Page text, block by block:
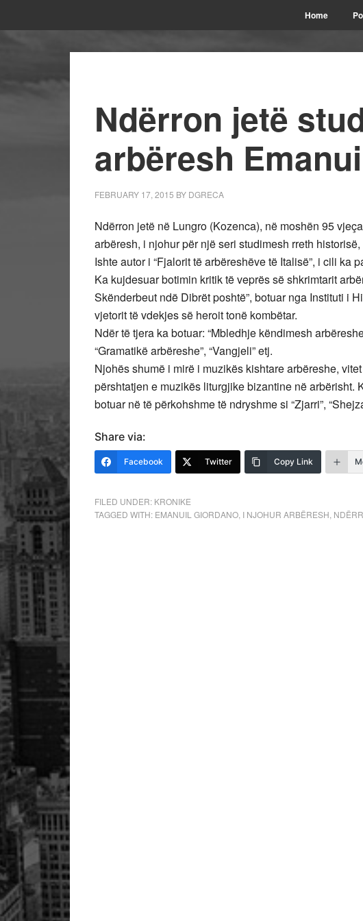
Home
Ndërron jetë
arbëresh
FEBRUARY 17, 2015 BY DGRECA
Ndërron jetë në Lungro (Kozenca), në moshën 95
arbëresh, i njohur për një seri studimesh rreth
Ishte autor i “Fjalorit të arbëreshëve të Italisë”, i cili ka
Ka kujdesuar botimin kritik të veprës së shkrimtarit
Skënderbeut ndë Dibrët poshtë”, botuar nga Instituti i
vjetorit të vdekjes së heroit tonë kombëtar.
Ndër të tjera ka botuar: “Mbledhje këndimesh
“Gramatikë arbëreshe”, “Vangjeli” etj.
Njohës shumë i mirë i muzikës kishtare arbëreshe,
përshtatjen e muzikës liturgjike bizantine në arbërisht.
botuar në të përkohshme të ndryshme si “Zjarri”,
Share via:
Facebook Twitter Copy Link
FILED UNDER: KRONIKE
TAGGED WITH: EMANUIL GIORDANO I NJOHUR ARBËRESH